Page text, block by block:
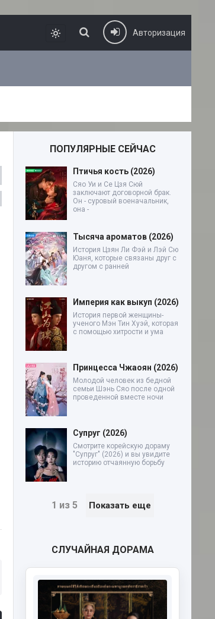
Авторизация
ПОПУЛЯРНЫЕ СЕЙЧАС
Птичья кость (2026)
Сяо Уи и Се Цзя Сюй
заключают договорной брак.
Он - суровый военачальник,
она -
Тысяча ароматов (2026)
История Цзян Ли Фэй и Лэй Сю
Юаня, которые связаны друг с
другом с ранней
Империя как выкуп (2026)
История первой женщины-
ученого Мэн Тин Хуэй, которая
с помощью хитрости и ума
Принцесса Чжаоян (2026)
Молодой человек из бедной
семьи Шэнь Сяо после одной
проведенной вместе ночи
Супруг (2026)
Смотрите корейскую дораму
"Супруг" (2026) и вы увидите
историю отчаянную борьбу
1 из 5 Показать еще
СЛУЧАЙНАЯ ДОРАМА